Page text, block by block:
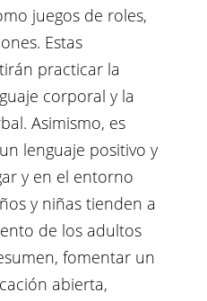
juegos de roles,
Estas
practicar la
corporal y la
Asimismo, es
lenguaje positivo y
y en el entorno
y niñas tienden a
de los adultos
fomentar un
abierta,